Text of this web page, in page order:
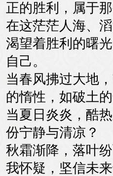
正的胜利，属于
在这茫茫人海、
渴望着胜利的曙
自己。
当春风拂过大地
的惰性，如破土
当夏日炎炎，酷
份宁静与清凉？
秋霜渐降，落叶
我怀疑，坚信未